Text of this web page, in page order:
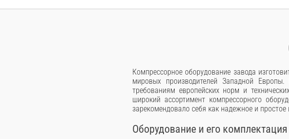
Компрессорное оборудование завода
мировых производителей Западной
требованиям европейских норм и
широкий ассортимент компрессорного
зарекомендовало себя как надежное и
Оборудование и его комплектация